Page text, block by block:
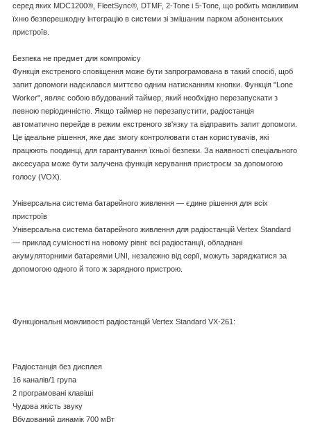
серед яких MDC1200®, FleetSync®, DTMF, 2-Tone і 5-Tone, що робить можливим
їхню безперешкодну інтеграцію в системи зі змішаним парком абонентських
пристроїв.
Безпека не предмет для компромісу
Функція екстреного сповіщення може бути запрограмована в такий спосіб, щоб
запит допомоги надсилався миттєво одним натисканням кнопки. Функція "Lone
Worker", являє собою вбудований таймер, який необхідно перезапускати з
певною періодичністю. Якщо таймер не перезапустити, радіостанція
автоматично перейде в режим екстреного зв'язку та відправить запит допомоги.
Це ідеальне рішення, яке дає змогу контролювати стан користувачів, які
працюють поодинці, для гарантування їхньої безпеки. За наявності спеціального
аксесуара може бути залучена функція керування пристроєм за допомогою
голосу (VOX).
Універсальна система батарейного живлення — єдине рішення для всіх
пристроїв
Універсальна система батарейного живлення для радіостанцій Vertex Standard
— приклад сумісності на новому рівні: всі радіостанції, обладнані
акумуляторними батареями UNI, незалежно від серії, можуть заряджатися за
допомогою одного й того ж зарядного пристрою.
Функціональні можливості радіостанцій Vertex Standard VX-261:
Радіостанція без дисплея
16 каналів/1 група
2 програмовані клавіші
Чудова якість звуку
Вбудований динамік 700 мВт